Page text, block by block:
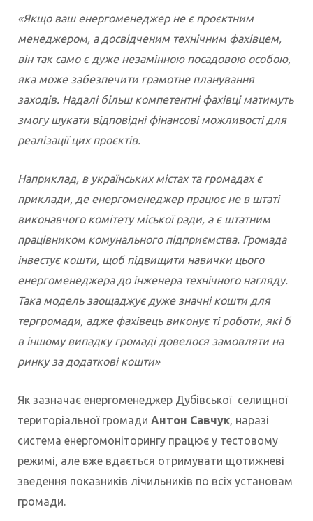
«Якщо ваш енергоменеджер не є проєктним
менеджером, а досвідченим технічним фахівцем,
він так само є дуже незамінною посадовою особою,
яка може забезпечити грамотне планування
заходів. Надалі більш компетентні фахівці матимуть
змогу шукати відповідні фінансові можливості для
реалізації цих проєктів.
Наприклад, в українських містах та громадах є
приклади, де енергоменеджер працює не в штаті
виконавчого комітету міської ради, а є штатним
працівником комунального підприємства. Громада
інвестує кошти, щоб підвищити навички цього
енергоменеджера до інженера технічного нагляду.
Така модель заощаджує дуже значні кошти для
тергромади, адже фахівець виконує ті роботи, які б
в іншому випадку громаді довелося замовляти на
ринку за додаткові кошти»
Як зазначає енергоменеджер Дубівської селищної
територіальної громади Антон Савчук, наразі
система енергомоніторингу працює у тестовому
режимі, але вже вдається отримувати щотижневі
зведення показників лічильників по всіх установам
громади.